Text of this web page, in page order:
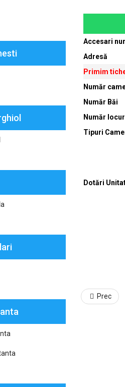
Accesari
Adresă
Primim
Număr
Număr Băi
Număr
Tipuri
Dotări
Prec